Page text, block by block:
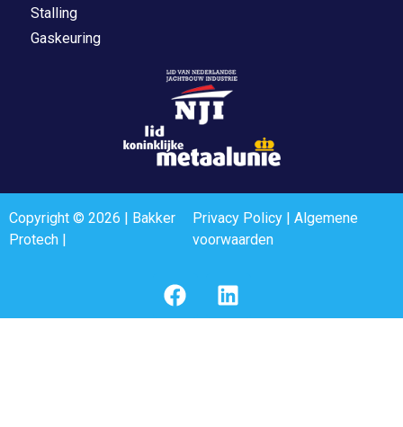
Stalling
Gaskeuring
Copyright © 2026 | Bakker
Protech |
Privacy Policy| Algemene
voorwaarden